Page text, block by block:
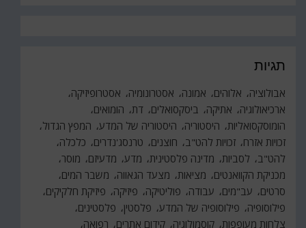
תגיות
אבולוציה אלוהים אמונה אסטרונומיה
אסטרופיזיקה
ארכיאולוגיה
אתיקה ביסקסואלים דת הומואים
הומוסקסואליות היסטוריה היסטוריה של המדע המפץ הגדול
זכויות אזרח זכויות להט"ב חוצנים טרנסג'נדרים
כלכלה
להט"ב
לסביות מדינה פלסטינית מדע מדעיזם
מוסר
מכניקת הקוואנטים
מציאות מצעד הגאווה
משבר המים
סרטים
עב"מים עבודה פוליטיקה פיזיקה
פיזיקת חלקיקים
פילוסופיה
פילוסופיה של המדע פלסטין פלסטינים
צלחות מעופפות קוסמולוגיה קידום אתרים רפואה